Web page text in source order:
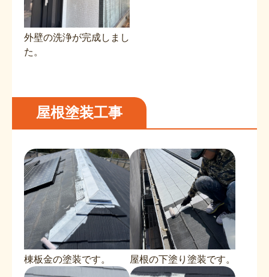
外壁の洗浄が完成しまし
た。
屋根塗装工事
棟板金の塗装です。 屋根の下塗り塗装です。